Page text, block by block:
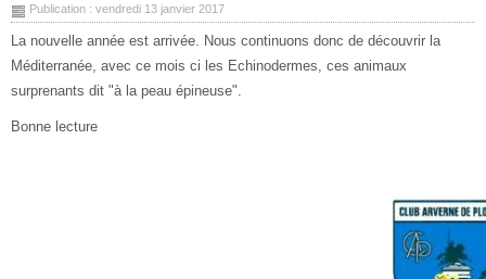
Publication : vendredi 13 janvier 2017
La nouvelle année est arrivée. Nous continuons donc de découvrir la
Méditerranée, avec ce mois ci les Echinodermes, ces animaux
surprenants dit "à la peau épineuse".
Bonne lecture